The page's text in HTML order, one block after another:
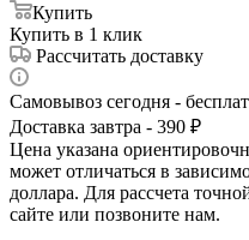
Купить
Купить в 1 клик
Рассчитать доставку
Самовывоз сегодня -
Доставка завтра - 390 ₽
Цена указана
может отличаться в
доллара. Для рассчета
сайте или позвоните нам.